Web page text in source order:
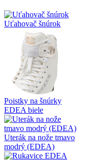
Uťahovač šnúrok
Poistky na šnúrky
EDEA biele
Uterák na nože tmavo
modrý (EDEA)